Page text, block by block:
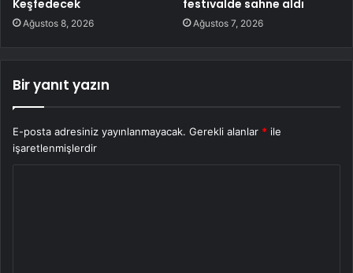
Keşfedecek
Ağustos 8, 2026
festivalde sahne aldı
Ağustos 7, 2026
Bir yanıt yazın
E-posta adresiniz yayınlanmayacak. Gerekli alanlar * ile
işaretlenmişlerdir